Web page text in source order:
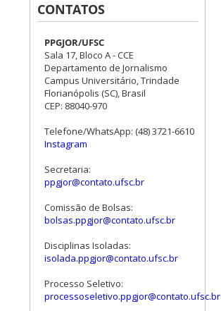
CONTATOS
PPGJOR/UFSC
Sala 17, Bloco A - CCE
Departamento de Jornalismo
Campus Universitário, Trindade
Florianópolis (SC), Brasil
CEP: 88040-970
Telefone/WhatsApp: (48) 3721-6610
Instagram
Secretaria:
ppgjor@contato.ufsc.br
Comissão de Bolsas:
bolsas.ppgjor@contato.ufsc.br
Disciplinas Isoladas:
isolada.ppgjor@contato.ufsc.br
Processo Seletivo:
processoseletivo.ppgjor@contato.ufsc.br